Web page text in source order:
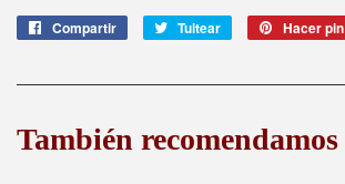
Compartir
CompartirTuitear
Tuitear Hacer pin
También recomendamos